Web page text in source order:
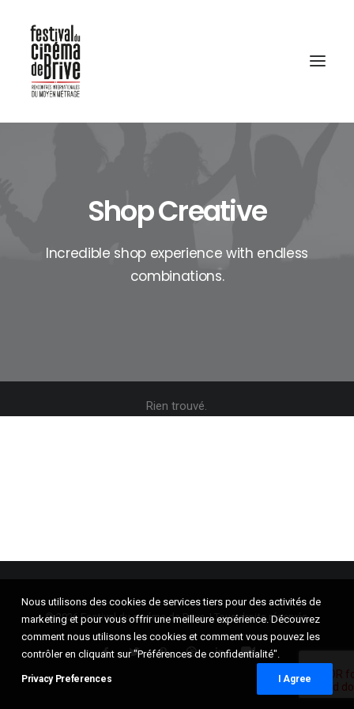
RECHERCHE
Shop Creative
Incredible shop experience with endless
combinations.
Rien trouvé.
© 2026 Festival du cinéma de Brive. | Tous droits réservés.
Nous utilisons des cookies de services tiers pour des activités de
marketing et pour vous offrir une meilleure expérience. Découvrez
comment nous utilisons les cookies et comment vous pouvez les
contrôler en cliquant sur "Préférences de confidentialité".
Privacy Preferences I Agree